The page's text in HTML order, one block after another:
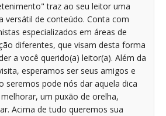
traz ao seu leitor uma
versátil de conteúdo. Conta com
especializados em áreas de
diferentes, que visam desta forma
a você querido(a) leitor(a). Além da
esperamos ser seus amigos e
seremos pode nós dar aquela dica
um puxão de orelha,
Acima de tudo queremos sua